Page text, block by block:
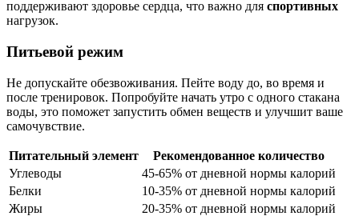
поддерживают здоровье сердца, что важно для спортивных
нагрузок.
Питьевой режим
Не допускайте обезвоживания. Пейте воду до, во время и
после тренировок. Попробуйте начать утро с одного стакана
воды, это поможет запустить обмен веществ и улучшит ваше
самочувствие.
Питательный элемент
Рекомендованное количество
Углеводы
45-65% от дневной нормы калорий
Белки
10-35% от дневной нормы калорий
Жиры
20-35% от дневной нормы калорий